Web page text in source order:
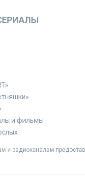
и фильмы
радиоканалам